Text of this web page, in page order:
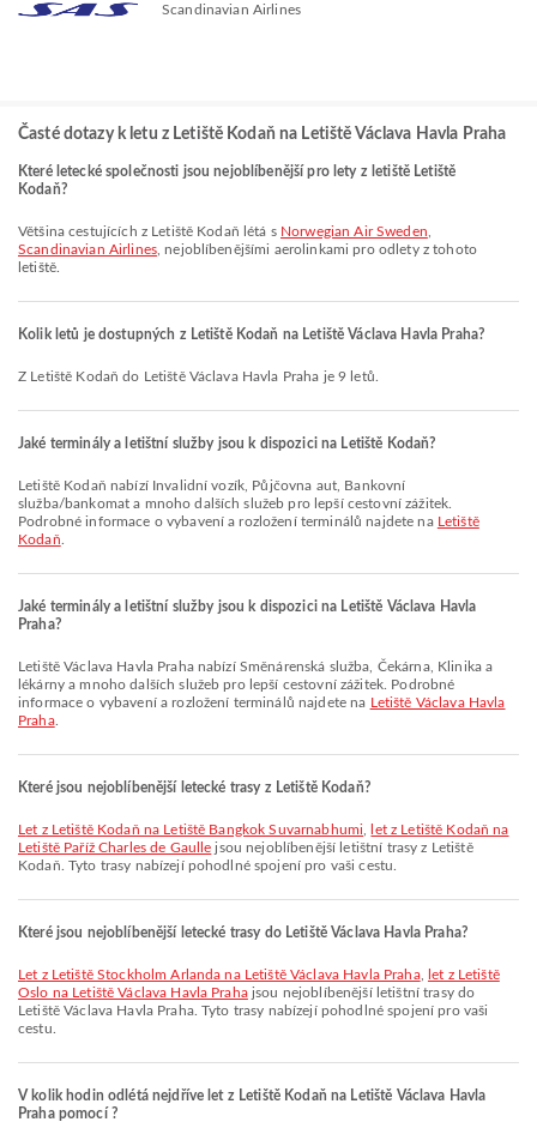
Scandinavian Airlines
Časté dotazy k letu z Letiště Kodaň na Letiště Václava Havla Praha
Které letecké společnosti jsou nejoblíbenější pro lety z letiště Letiště
Kodaň?
Většina cestujících z Letiště Kodaň létá s Norwegian Air Sweden
Scandinavian Airlines, nejoblíbenějšími aerolinkami pro odlety z tohoto
letiště.
Kolik letů je dostupných z Letiště Kodaň na Letiště Václava Havla Praha?
Z Letiště Kodaň do Letiště Václava Havla Praha je 9 letů.
Jaké terminály a letištní služby jsou k dispozici na Letiště Kodaň?
Letiště Kodaň nabízí Invalidní vozík, Půjčovna aut, Bankovní
služba/bankomat a mnoho dalších služeb pro lepší cestovní zážitek.
Podrobné informace o vybavení a rozložení terminálů najdete na Letiště
Kodaň
Jaké terminály a letištní služby jsou k dispozici na Letiště Václava Havla
Praha?
Letiště Václava Havla Praha nabízí Směnárenská služba, Čekárna, Klinika a
lékárny a mnoho dalších služeb pro lepší cestovní zážitek. Podrobné
informace o vybavení a rozložení terminálů najdete na Letiště Václava Havla
Praha.
Které jsou nejoblíbenější letecké trasy z Letiště Kodaň?
let z Letiště Kodaň na Letiště Bangkok Suvarnabhumi
let z Letiště Kodaň na
Letiště Paříž Charles de Gaulle jsou nejoblíbenější letištní trasy z Letiště
Kodaň. Tyto trasy nabízejí pohodlné spojení pro vaši cestu.
Které jsou nejoblíbenější letecké trasy do Letiště Václava Havla Praha?
let z Letiště Stockholm Arlanda na Letiště Václava Havla Praha,
let z Letiště
Oslo na Letiště Václava Havla Prahajsou nejoblíbenější letištní trasy do
Letiště Václava Havla Praha. Tyto trasy nabízejí pohodlné spojení pro vaši
cestu.
V kolik hodin odlétá nejdříve let z Letiště Kodaň na Letiště Václava Havla
Praha pomocí ?